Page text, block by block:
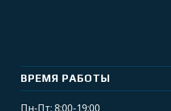
ВРЕМЯ РАБОТЫ
Пн-Пт: 8:00-19:00